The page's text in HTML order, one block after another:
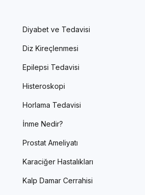
Diyabet ve Tedavisi
Diz Kireçlenmesi
Epilepsi Tedavisi
Histeroskopi
Horlama Tedavisi
İnme Nedir?
Prostat Ameliyatı
Karaciğer Hastalıkları
Kalp Damar Cerrahisi